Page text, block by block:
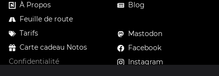
À Propos
Feuille de route
Tarifs
Carte cadeau Notos
Confidentialité
Blog
Mastodon
Facebook
Instagram